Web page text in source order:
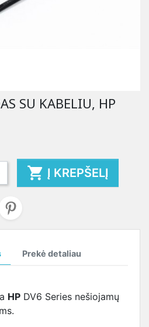
SU KABELIU, HP
 Į KREPŠELĮ
Prekė detaliau
HP DV6 Series nešiojamų